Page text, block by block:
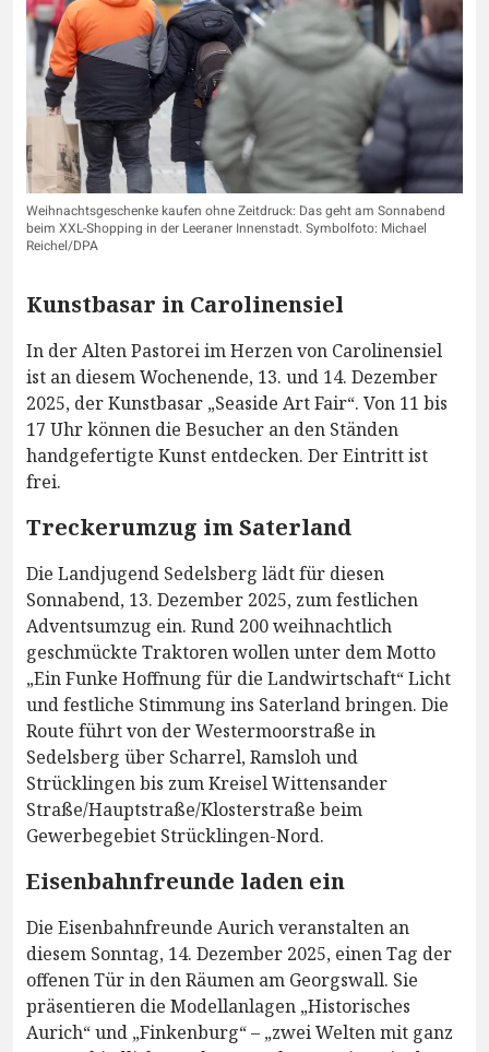
Weihnachtsgeschenke kaufen ohne Zeitdruck: Das geht am Sonnabend
beim XXL-Shopping in der Leeraner Innenstadt. Symbolfoto: Michael
Reichel/DPA
Kunstbasar in Carolinensiel
In der Alten Pastorei im Herzen von Carolinensiel
ist an diesem Wochenende, 13. und 14. Dezember
2025, der Kunstbasar „Seaside Art Fair“. Von 11 bis
17 Uhr können die Besucher an den Ständen
handgefertigte Kunst entdecken. Der Eintritt ist
frei.
Treckerumzug im Saterland
Die Landjugend Sedelsberg lädt für diesen
Sonnabend, 13. Dezember 2025, zum festlichen
Adventsumzug ein. Rund 200 weihnachtlich
geschmückte Traktoren wollen unter dem Motto
„Ein Funke Hoffnung für die Landwirtschaft“ Licht
und festliche Stimmung ins Saterland bringen. Die
Route führt von der Westermoorstraße in
Sedelsberg über Scharrel, Ramsloh und
Strücklingen bis zum Kreisel Wittensander
Straße/Hauptstraße/Klosterstraße beim
Gewerbegebiet Strücklingen-Nord.
Eisenbahnfreunde laden ein
Die Eisenbahnfreunde Aurich veranstalten an
diesem Sonntag, 14. Dezember 2025, einen Tag der
offenen Tür in den Räumen am Georgswall. Sie
präsentieren die Modellanlagen „Historisches
Aurich“ und „Finkenburg“ – „zwei Welten mit ganz